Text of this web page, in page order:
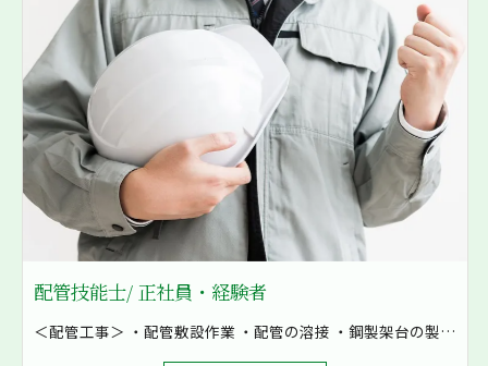
配管技能士/ 正社員・経験者
＜配管工事＞ ・配管敷設作業 ・配管の溶接 ・鋼製架台の製作など ・空気の配管 ・油配管 ・水配管 ・燃料配管などを加工 8割現場での作業となり、発電所や工場といった大きな現場も施工しています！ まずは先輩補助として軽作業から一緒に作業をしていきます。 1現場4～8名で対応し、困ったときもすぐに相談出来る環境です。